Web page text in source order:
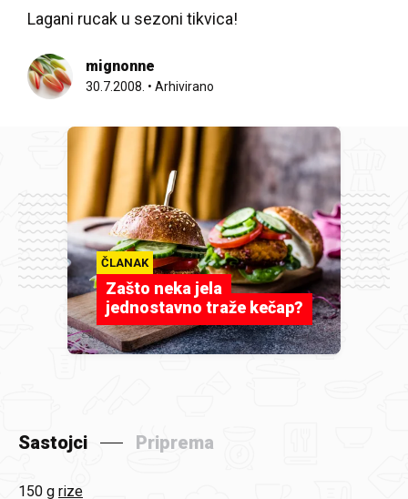
Lagani rucak u sezoni tikvica!
mignonne
30.7.2008. • Arhivirano
ČLANAK
Zašto neka jela
jednostavno traže kečap?
Sastojci Priprema
150 g rize